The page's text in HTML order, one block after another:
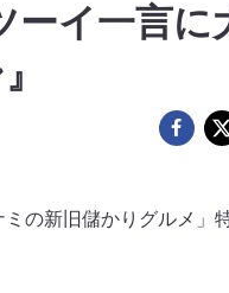
ーイ一言に
の新旧儲かりグルメ」